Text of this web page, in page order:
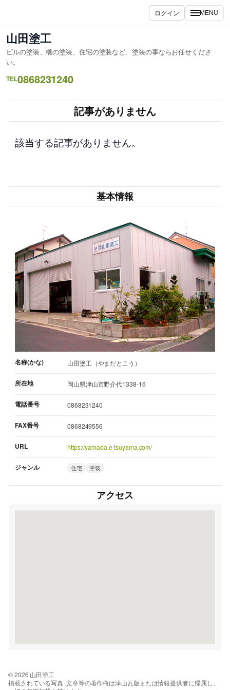
ス
キ
ッ
プ
ログイン MENU
山田塗工
ビルの塗装、橋の塗装、住宅の塗装など、塗装の事ならお任せくださ
い。
TEL0868231240
記事がありません
該当する記事がありません。
基本情報
名称(かな) 山田塗工（やまだとこう）
所在地 岡山県津山市野介代1338-16
電話番号 0868231240
FAX番号 0868249556
URL https://yamada.e-tsuyama.com/
ジャンル 住宅 塗装
アクセス
© 2026 山田塗工
掲載されている写真･文章等の著作権は津山瓦版または情報提供者に帰属し、